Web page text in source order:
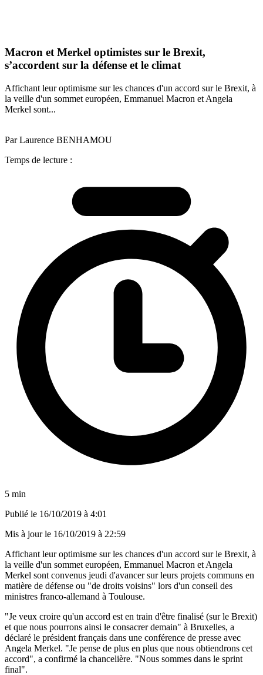
Macron et Merkel optimistes sur le Brexit,
s’accordent sur la défense et le climat
Affichant leur optimisme sur les chances d'un accord sur le Brexit, à
la veille d'un sommet européen, Emmanuel Macron et Angela
Merkel sont...
Par Laurence BENHAMOU
Temps de lecture :
5 min
Publié le 16/10/2019 à 4:01
Mis à jour le 16/10/2019 à 22:59
Affichant leur optimisme sur les chances d'un accord sur le Brexit, à
la veille d'un sommet européen, Emmanuel Macron et Angela
Merkel sont convenus jeudi d'avancer sur leurs projets communs en
matière de défense ou "de droits voisins" lors d'un conseil des
ministres franco-allemand à Toulouse.
"Je veux croire qu'un accord est en train d'être finalisé (sur le Brexit)
et que nous pourrons ainsi le consacrer demain" à Bruxelles, a
déclaré le président français dans une conférence de presse avec
Angela Merkel. "Je pense de plus en plus que nous obtiendrons cet
accord", a confirmé la chancelière. "Nous sommes dans le sprint
final".